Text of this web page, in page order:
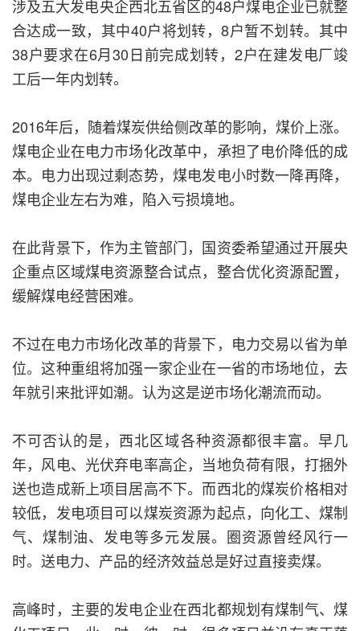
涉及五大发电央企西北五省区的48户煤电企业已就整
合达成一致，其中40户将划转，8户暂不划转。其中
38户要求在6月30日前完成划转，2户在建发电厂竣
工后一年内划转。
2016年后，随着煤炭供给侧改革的影响，煤价上涨。
煤电企业在电力市场化改革中，承担了电价降低的成
本。电力出现过剩态势，煤电发电小时数一降再降，
煤电企业左右为难，陷入亏损境地。
在此背景下，作为主管部门，国资委希望通过开展央
企重点区域煤电资源整合试点，整合优化资源配置，
缓解煤电经营困难。
不过在电力市场化改革的背景下，电力交易以省为单
位。这种重组将加强一家企业在一省的市场地位，去
年就引来批评如潮。认为这是逆市场化潮流而动。
不可否认的是，西北区域各种资源都很丰富。早几
年，风电、光伏弃电率高企，当地负荷有限，打捆外
送也造成新上项目居高不下。而西北的煤炭价格相对
较低，发电项目可以煤炭资源为起点，向化工、煤制
气、煤制油、发电等多元发展。圈资源曾经风行一
时。送电力、产品的经济效益总是好过直接卖煤。
高峰时，主要的发电企业在西北都规划有煤制气、煤